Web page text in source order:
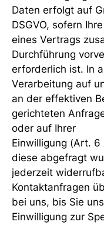
Daten erfolgt auf
DSGVO, sofern
eines Vertrags
Durchführung
erforderlich ist. In
Verarbeitung auf
an der effektiven
gerichteten
oder auf Ihrer
Einwilligung (Art. 6
diese abgefragt
jederzeit
Kontaktanfragen
bei uns, bis Sie
Einwilligung zur